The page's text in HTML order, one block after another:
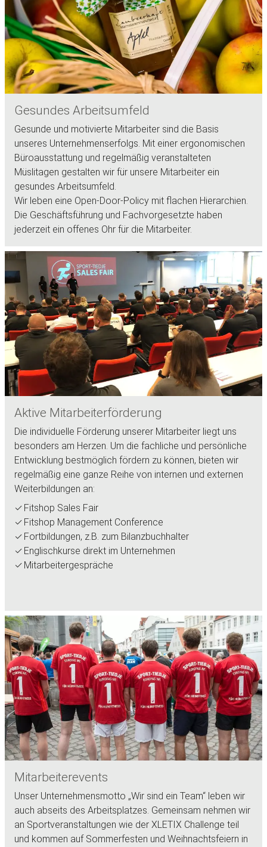
Gesundes Arbeitsumfeld
Gesunde und motivierte Mitarbeiter sind die Basis
unseres Unternehmenserfolgs. Mit einer ergonomischen
Büroausstattung und regelmäßig veranstalteten
Müslitagen gestalten wir für unsere Mitarbeiter ein
gesundes Arbeitsumfeld.
Wir leben eine Open-Door-Policy mit flachen Hierarchien.
Die Geschäftsführung und Fachvorgesetzte haben
jederzeit ein offenes Ohr für die Mitarbeiter.
Aktive Mitarbeiterförderung
Die individuelle Förderung unserer Mitarbeiter liegt uns
besonders am Herzen. Um die fachliche und persönliche
Entwicklung bestmöglich fördern zu können, bieten wir
regelmäßig eine ganze Reihe von internen und externen
Weiterbildungen an:
Fitshop Sales Fair
Fitshop Management Conference
Fortbildungen, z.B. zum Bilanzbuchhalter
Englischkurse direkt im Unternehmen
Mitarbeitergespräche
Mitarbeiterevents
Unser Unternehmensmotto „Wir sind ein Team“ leben wir
auch abseits des Arbeitsplatzes. Gemeinsam nehmen wir
an Sportveranstaltungen wie der XLETIX Challenge teil
und kommen auf Sommerfesten und Weihnachtsfeiern in